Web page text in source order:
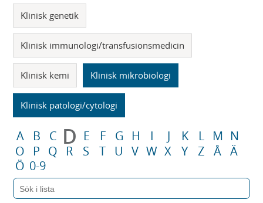
Klinisk genetik
Klinisk immunologi/transfusionsmedicin
Klinisk kemi Klinisk mikrobiologi
Klinisk patologi/cytologi
A B C D E F G H I J K L M N
O
P Q R S T U V W X Y Z Å Ä
Ö 0-9